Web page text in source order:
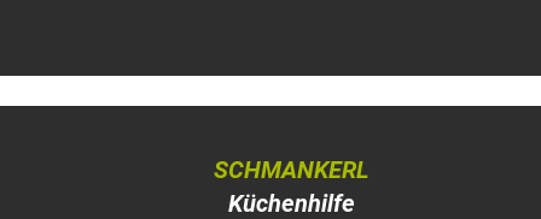
SCHMANKERL
Küchenhilfe